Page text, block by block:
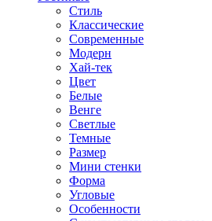
Стиль
Классические
Современные
Модерн
Хай-тек
Цвет
Белые
Венге
Светлые
Темные
Размер
Мини стенки
Форма
Угловые
Особенности